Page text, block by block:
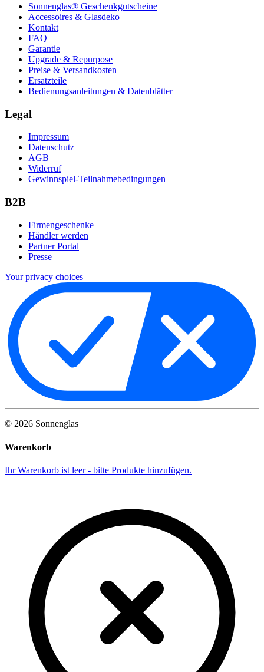
Sonnenglas® Geschenkgutscheine
Accessoires & Glasdeko
Kontakt
FAQ
Garantie
Upgrade & Repurpose
Preise & Versandkosten
Ersatzteile
Bedienungsanleitungen & Datenblätter
Legal
Impressum
Datenschutz
AGB
Widerruf
Gewinnspiel-Teilnahmebedingungen
B2B
Firmengeschenke
Händler werden
Partner Portal
Presse
Your privacy choices
© 2026 Sonnenglas
Warenkorb
Ihr Warenkorb ist leer - bitte Produkte hinzufügen.